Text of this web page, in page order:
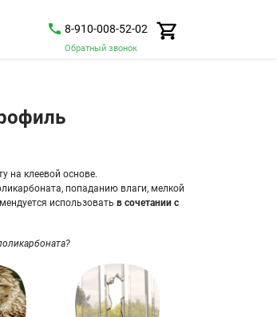
8-910-008-52-02
Обратный звонок
на клеевой основе.
попаданию влаги, мелкой
использоватьв сочетании с